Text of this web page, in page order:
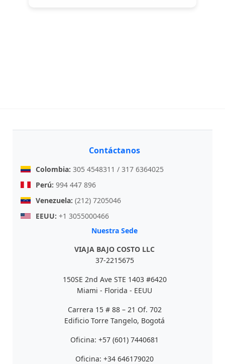
Contáctanos
Colombia: 305 4548311 / 317 6364025
Perú: 994 447 896
Venezuela: (212) 7205046
EEUU: +1 3055000466
Nuestra Sede
VIAJA BAJO COSTO LLC
37-2215675
150SE 2nd Ave STE 1403 #6420
Miami - Florida - EEUU
Carrera 15 # 88 – 21 Of. 702
Edificio Torre Tangelo, Bogotá
Oficina: +57 (601) 7440681
Oficina: +34 646179020